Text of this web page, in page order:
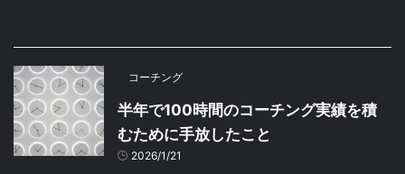
コーチング
半年で100時間のコーチング実績を積
むために手放したこと
2026/1/21